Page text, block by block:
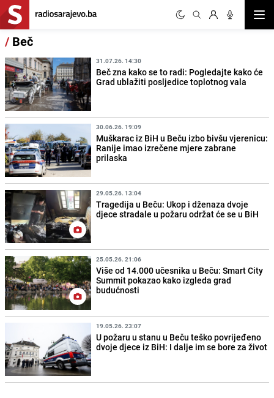
/ Beč
31.07.26. 14:30
Beč zna kako se to radi: Pogledajte kako će
Grad ublažiti posljedice toplotnog vala
30.06.26. 19:09
Muškarac iz BiH u Beču izbo bivšu vjerenicu:
Ranije imao izrečene mjere zabrane
prilaska
29.05.26. 13:04
Tragedija u Beču: Ukop i dženaza dvoje
djece stradale u požaru održat će se u BiH
25.05.26. 21:06
Više od 14.000 učesnika u Beču: Smart City
Summit pokazao kako izgleda grad
budućnosti
19.05.26. 23:07
U požaru u stanu u Beču teško povrijeđeno
dvoje djece iz BiH: I dalje im se bore za život